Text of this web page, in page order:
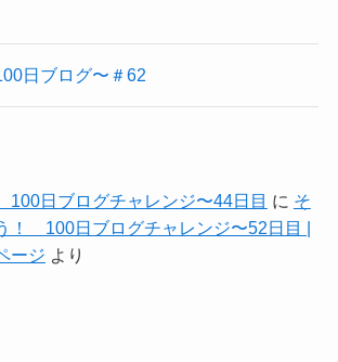
日ブログ〜＃62
日ブログチャレンジ〜44日目 に そ
！ 100日ブログチャレンジ〜52日目 |
ージ より